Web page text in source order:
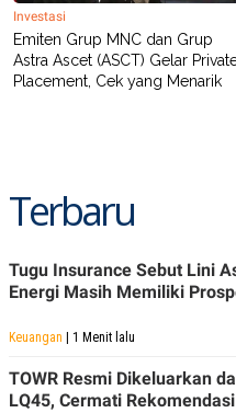
Investasi
Emiten Grup MNC dan Grup
Astra Ascet (ASCT) Gelar
Placement, Cek yang Menarik
Terbaru
Tugu Insurance Sebut Lini
Energi Masih Memiliki
Keuangan | 1 Menit lalu
TOWR Resmi Dikeluarkan
LQ45, Cermati